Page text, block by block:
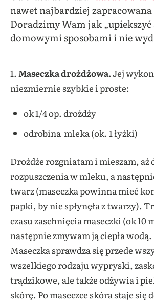
nawet najbardziej
Doradzimy Wam jak „upiekszyć
domowymi sposobami i nie
1. Maseczkadrożdżowa.Jej
niezmiernie szybkie i proste:
ok 1/4 op. drożdży
odrobina mleka (ok. 1 łyżki)
Drożdże rozgniatam i mieszam, aż
rozpuszczenia w mleku, a
twarz (maseczka powinna mieć
papki, by nie spłynęła z twarzy).
czasu zaschnięcia maseczki (ok 10
następnie zmywam ją ciepła wodą.
Maseczka sprawdza się przede
wszelkiego rodzaju wypryski,
trądzikowe, ale także odżywia i
skórę. Po maseczce skóra staje się